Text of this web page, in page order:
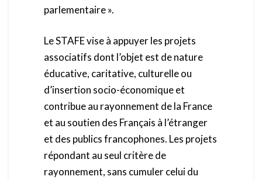
parlementaire ».
Le STAFE vise à appuyer les projets
associatifs dont l’objet est de nature
éducative, caritative, culturelle ou
d’insertion socio-économique et
contribue au rayonnement de la France
et au soutien des Français à l’étranger
et des publics francophones. Les projets
répondant au seul critère de
rayonnement, sans cumuler celui du